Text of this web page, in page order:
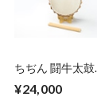
ちぢん 闘牛太鼓
¥24,000